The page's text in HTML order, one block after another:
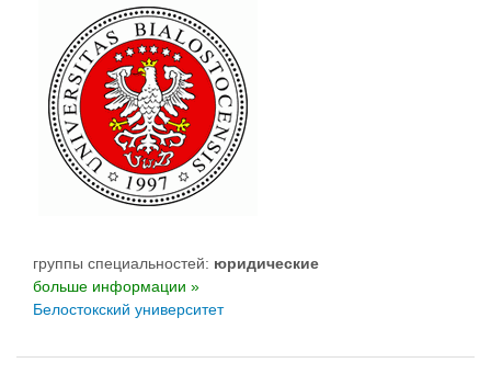
группы специальностей: юридические
больше информации »
Белостокский университет